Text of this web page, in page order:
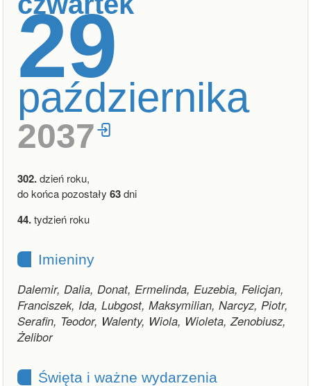
29
października
2037
302.dzień roku,
do końca pozostały 63dni
44.tydzień roku
Imieniny
Dalemir, Dalia, Donat, Ermelinda, Euzebia, Felicjan,
Franciszek, Ida, Lubgost, Maksymilian, Narcyz, Piotr,
Serafin, Teodor, Walenty, Wiola, Wioleta, Zenobiusz,
Żelibor
Święta i ważne wydarzenia